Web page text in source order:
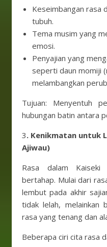
Keseimbangan rasa
tubuh.
Tema musim yang
emosi.
Penyajian yang
seperti daun momiji
melambangkan
Tujuan: Menyentuh
hubungan batin antara
3. Kenikmatan untuk
Ajiwau)
Rasa dalam
bertahap. Mulai dari
lembut pada akhir
tidak lelah, melainkan
rasa yang tenang dan
Beberapa ciri cita rasa